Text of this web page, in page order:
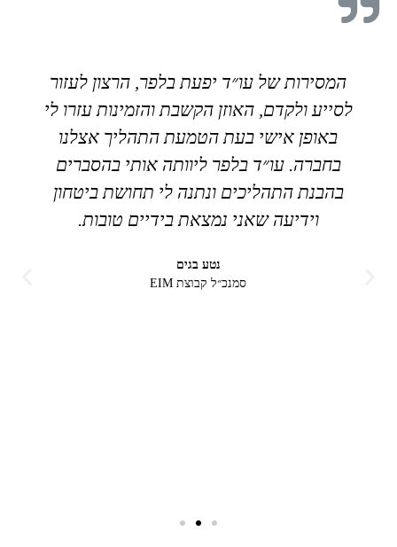
המסירות של עו״ד יפעת בלפר, הרצון לעזור
לסייע ולקדם, האוזן הקשבת והזמינות עזרו לי
באופן אישי בעת הטמעת התהליך אצלנו
בחברה. עו״ד בלפר ליוותה אותי בהסברים
בהבנת התהליכים ונתנה לי תחושת ביטחון
וידיעה שאני נמצאת בידיים טובות.
נטע בגים
סמנכ״ל קבוצת EIM